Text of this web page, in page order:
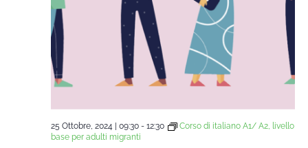
25 Ottobre, 2024 | 09:30- 12:30
Corso di italiano A1/ A2, livello
base per adulti migranti